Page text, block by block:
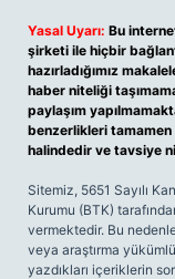
Yasal Uyarı: Bu
şirketi ile hiçbir
hazırladığımız
haber niteliği
paylaşım
benzerlikleri
halindedir ve tavsiye
Sitemiz, 5651 Sayılı
Kurumu (BTK)
vermektedir. Bu
veya araştırma
yazdıkları içeriklerin